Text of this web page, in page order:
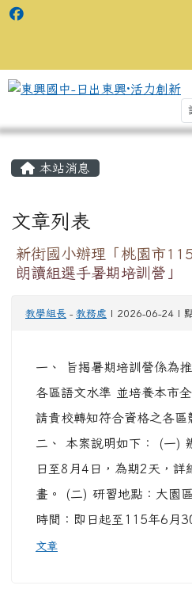
本站消息
文章列表
新街國小辦理「桃園市
朗讀組選手暑期培訓營」
教學組長 - 教務處 | 2026-06-24 |
一、 旨揭暑期培訓營係為
各區語文水準 並培養本市
請貴校轉知符合資格之各區
二、 本案說明如下： (一)
日至8月4日，為期2天，詳
畫。 (二) 研習地點：大園
時間：即日起至115年6月
文章